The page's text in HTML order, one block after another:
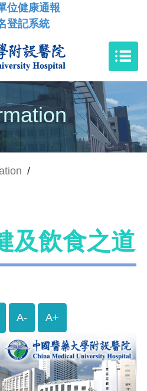
位健康通報
登記系統
/
及飲食之道
A- A+